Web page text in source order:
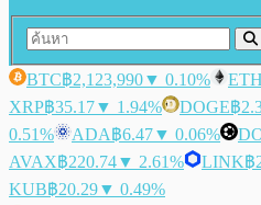
BTC฿2,123,990▼ 0.10% ETH
XRP฿35.17▼ 1.94% DOGE฿
0.51%
ADA฿6.47▼ 0.06%
AVAX฿220.74▼ 2.61% LINK฿
KUB฿20.29▼ 0.49%